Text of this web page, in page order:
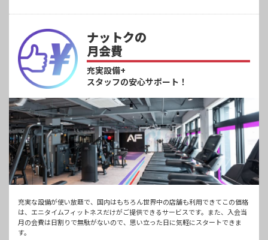
ナットクの
月会費
充実設備+
スタッフの安心サポート！
充実な設備が使い放題で、国内はもちろん世界中の店舗も利用できてこの価格
は、エニタイムフィットネスだけがご提供できるサービスです。また、入会当
月の会費は日割りで無駄がないので、思い立った日に気軽にスタートできま
す。